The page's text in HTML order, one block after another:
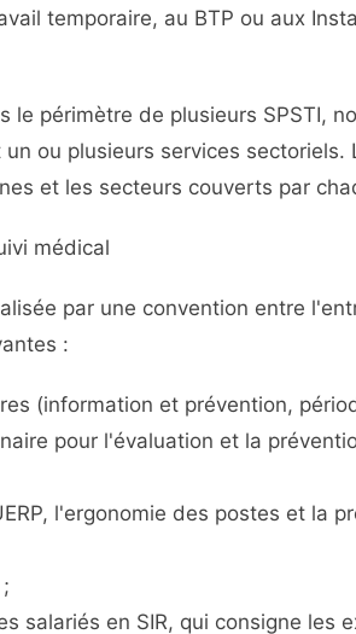
temporaire, au BTP ou aux
le périmètre de plusieurs SPSTI,
ou plusieurs services
et les secteurs couverts par
médical
par une convention entre
:
(information et prévention,
pour l'évaluation et la
l'ergonomie des postes et la
salariés en SIR, qui consigne les